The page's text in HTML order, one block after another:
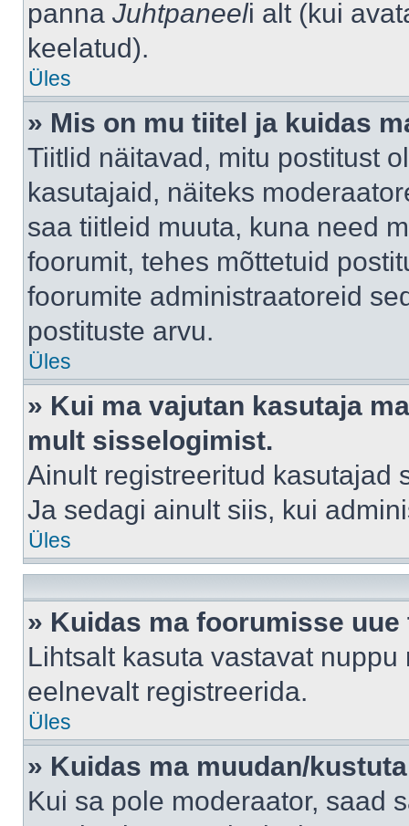
panna Juhtpaneeli alt (kui
keelatud).
Üles
» Mis on mu tiitel ja kuidas
Tiitlid näitavad, mitu postitust
kasutajaid, näiteks
saa tiitleid muuta, kuna need
foorumit, tehes mõttetuid
foorumite administraatoreid
postituste arvu.
Üles
» Kui ma vajutan kasutaja
mult sisselogimist.
Ainult registreeritud kasutajad
Ja sedagi ainult siis, kui
Üles
» Kuidas ma foorumisse uue
Lihtsalt kasuta vastavat
eelnevalt registreerida.
Üles
» Kuidas ma muudan/
Kui sa pole moderaator, saad